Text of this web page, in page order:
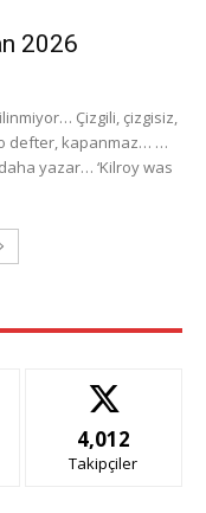
2026
Çizgili, çizgisiz,
defter, kapanmaz… …
yazar… ‘Kilroy was
4,012
Takipçiler